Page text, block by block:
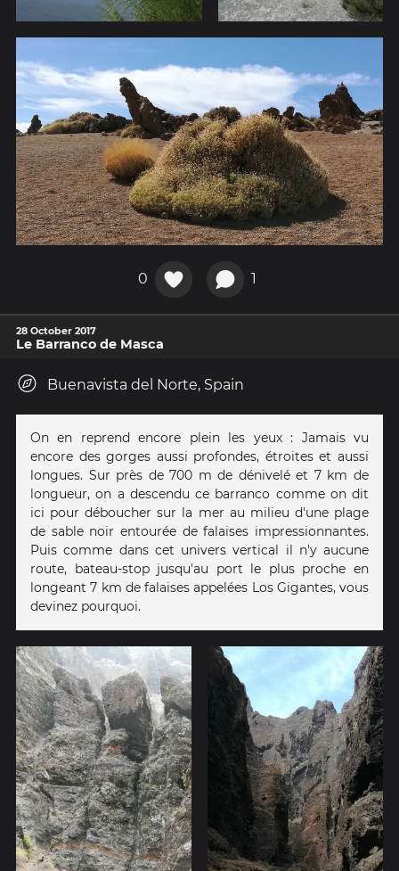
0 1
28 October 2017
Le Barranco de Masca
Buenavista del Norte, Spain
On en reprend encore plein les yeux : Jamais vu
encore des gorges aussi profondes, étroites et aussi
longues. Sur près de 700 m de dénivelé et 7 km de
longueur, on a descendu ce barranco comme on dit
ici pour déboucher sur la mer au milieu d'une plage
de sable noir entourée de falaises impressionnantes.
Puis comme dans cet univers vertical il n'y aucune
route, bateau-stop jusqu'au port le plus proche en
longeant 7 km de falaises appelées Los Gigantes, vous
devinez pourquoi.